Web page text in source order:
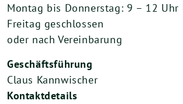
Montag bis Donnerstag: 9 – 12
Freitag geschlossen
oder nach Vereinbarung
Geschäftsführung
Claus Kannwischer
Kontaktdetails